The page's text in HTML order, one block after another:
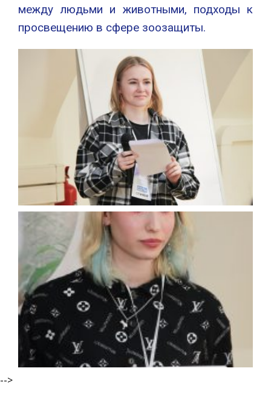
между людьми и животными, подходы к
просвещению в сфере зоозащиты.
-->